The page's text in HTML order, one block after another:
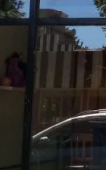
Perfil
Cómo llegar